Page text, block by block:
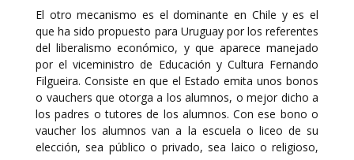
El otro mecanismo es el dominante en Chile y es el
que ha sido propuesto para Uruguay por los referentes
del liberalismo económico, y que aparece manejado
por el viceministro de Educación y Cultura Fernando
Filgueira. Consiste en que el Estado emita unos bonos
o vauchers que otorga a los alumnos, o mejor dicho a
los padres o tutores de los alumnos. Con ese bono o
vaucher los alumnos van a la escuela o liceo de su
elección, sea público o privado, sea laico o religioso,